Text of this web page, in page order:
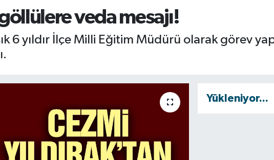
veda mesajı!
6 yıldır İlçe Milli Eğitim Müdürü olarak görev
Yükleniyor...